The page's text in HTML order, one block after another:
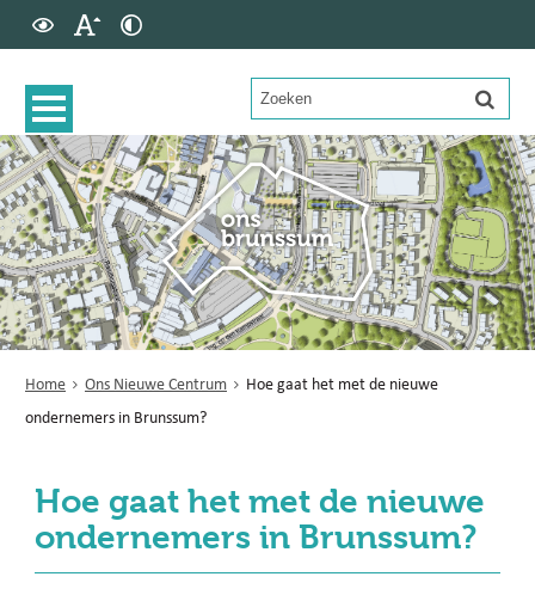
Home Ons Nieuwe Centrum
Hoe gaat het met de nieuwe
ondernemers in Brunssum?
Hoe gaat het met de nieuwe
ondernemers in Brunssum?